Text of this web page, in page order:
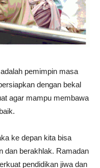
pemimpin masa
dengan bekal
agar mampu membawa
ke depan kita bisa
dan berakhlak. Ramadan
pendidikan jiwa dan